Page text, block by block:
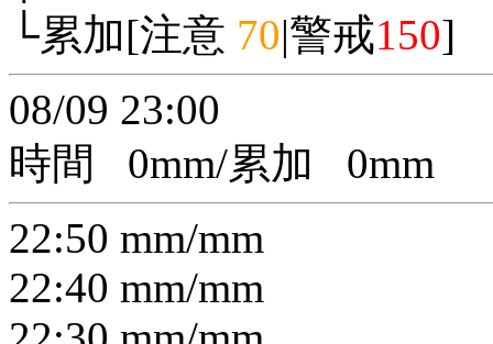
└累加[注意 70|警戒150]
08/09 23:00
時間
0mm/累加 0mm
22:50 mm/mm
22:40 mm/mm